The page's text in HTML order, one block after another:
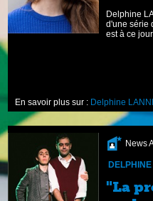
Delphine
d'une série
est à ce
En savoir plus sur : Delphine
News
"La